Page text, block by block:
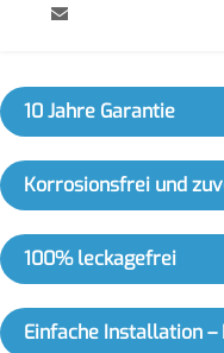
10 Jahre Garantie
Korrosionsfrei und
100% leckagefrei
Einfache Installation